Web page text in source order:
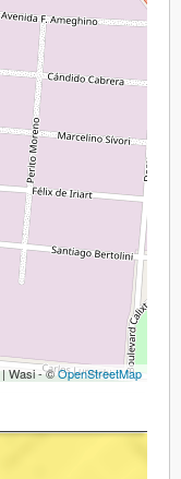
| Wasi - ©OpenStreetMap